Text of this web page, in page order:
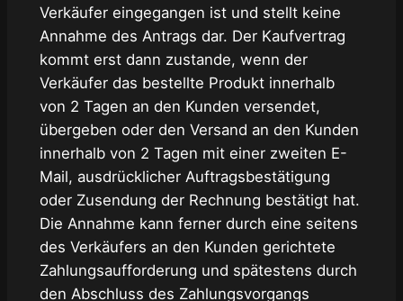
Verkäufer eingegangen ist und stellt keine
Annahme des Antrags dar. Der Kaufvertrag
kommt erst dann zustande, wenn der
Verkäufer das bestellte Produkt innerhalb
von 2 Tagen an den Kunden versendet,
übergeben oder den Versand an den Kunden
innerhalb von 2 Tagen mit einer zweiten E-
Mail, ausdrücklicher Auftragsbestätigung
oder Zusendung der Rechnung bestätigt hat.
Die Annahme kann ferner durch eine seitens
des Verkäufers an den Kunden gerichtete
Zahlungsaufforderung und spätestens durch
den Abschluss des Zahlungsvorgangs